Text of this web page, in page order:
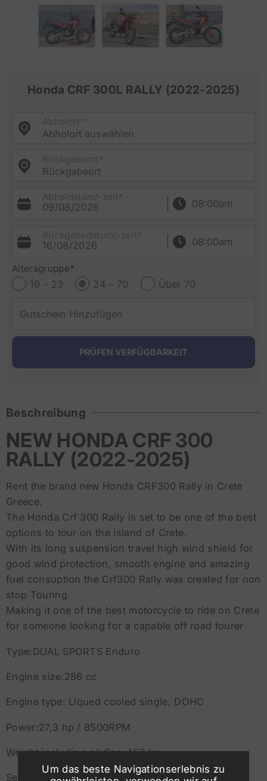
Um das beste Navigationserlebnis zu
Honda CRF 300L RALLY (2022-2025)
Abholort auswählen
Rückgabeort
09/08/2026
16/08/2026
Altersgruppe*
19 - 23 24 - 70 Über 70
Beschreibung
NEW HONDA CRF 300
RALLY (2022-2025)
Rent the brand new Honda CRF300 Rally in Crete
Greece.
The Honda Crf 300 Rally is set to be one of the best
options to tour on the island of Crete.
With its long suspension travel high wind shield for
good wind protection, smooth engine and amazing
fuel consuption the Crf300 Rally was created for non
stop Touring.
Making it one of the best motorcycle to ride on Crete
for someone looking for a capable off road tourer
Type:DUAL SPORTS Enduro
Engine size:286 cc
Engine type: Liqued cooled single, DOHC
Power:27,3 hp / 8500RPM
Weight including oil Gas: 153 kg
Seat height:88,5 cm